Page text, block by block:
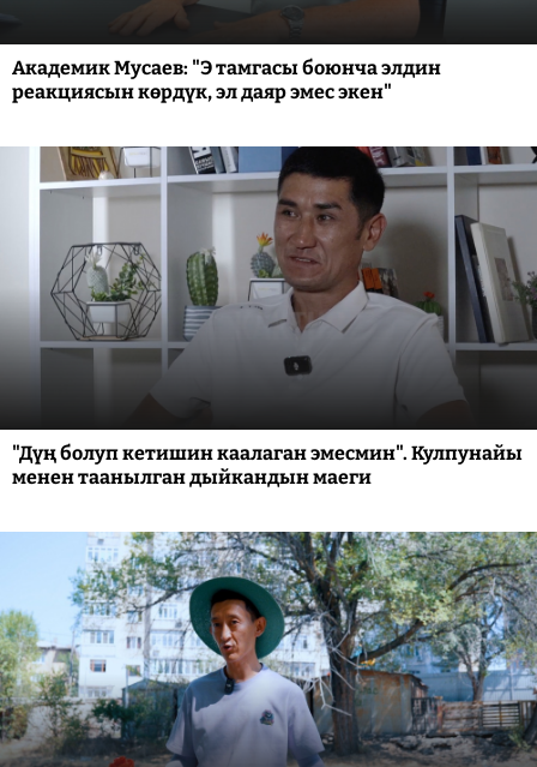
Академик Мусаев: "Э тамгасы боюнча элдин
реакциясын көрдүк, эл даяр эмес экен"
"Дүң болуп кетишин каалаган эмесмин". Кулпунайы
менен таанылган дыйкандын маеги